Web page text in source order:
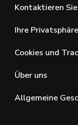
Kontaktieren
Ihre Privatsphäre
Cookies und
Über uns
Allgemeine